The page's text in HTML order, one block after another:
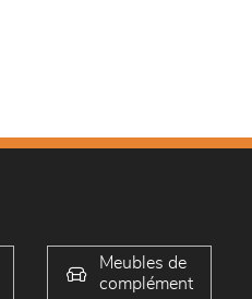
Meubles de
complément